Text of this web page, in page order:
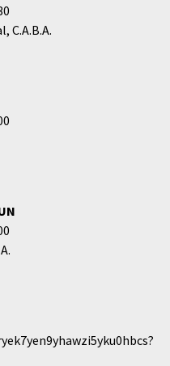
C.A.B.A.